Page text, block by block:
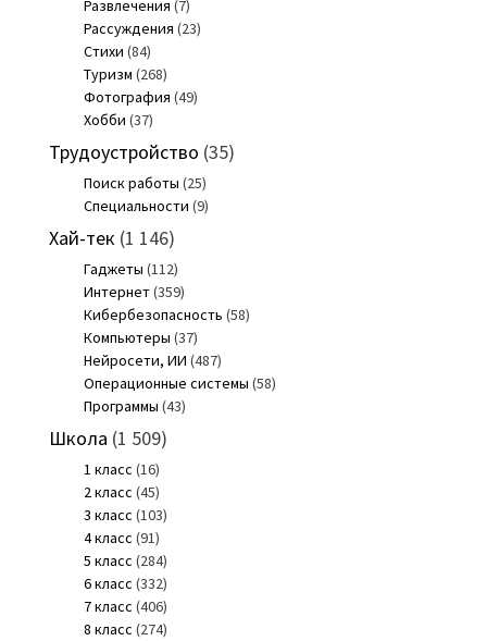
Развлечения (7)
Рассуждения (23)
Стихи (84)
Туризм (268)
Фотография (49)
Хобби (37)
Трудоустройство (35)
Поиск работы (25)
Специальности (9)
Хай-тек (1 146)
Гаджеты (112)
Интернет(359)
Кибербезопасность (58)
Компьютеры (37)
Нейросети, ИИ (487)
Операционные системы (58)
Программы (43)
Школа (1 509)
1 класс (16)
2 класс (45)
3 класс (103)
4 класс (91)
5 класс (284)
6 класс (332)
7 класс (406)
8 класс (274)